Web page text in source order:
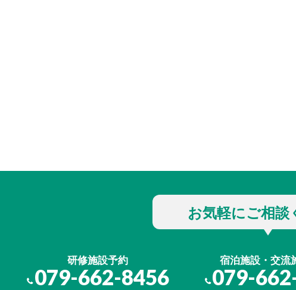
お気軽にご相談
研修施設予約
079-662-8456
宿泊施設・交流
079-